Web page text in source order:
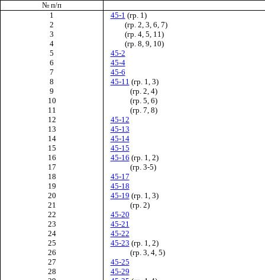
№ п/п
1
45-1 (гр. 1)
2
(гр. 2, 3, 6, 7)
3
(гр. 4, 5, 11)
4
(гр. 8, 9, 10)
5
45-2
6
45-4
7
45-6
8
45-11 (гр. 1, 3)
9
(гр. 2, 4)
10
(гр. 5, 6)
11
(гр. 7, 8)
12
45-12
13
45-13
14
45-14
15
45-15
16
45-16 (гр. 1, 2)
17
(гр. 3-5)
18
45-17
19
45-18
20
45-19 (гр. 1, 3)
21
(гр. 2)
22
45-20
23
45-21
24
45-22
25
45-23 (гр. 1, 2)
26
(гр. 3, 4, 5)
27
45-25
28
45-29